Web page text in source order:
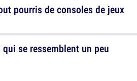
se ressemblent un peu
pourris de consoles de jeux